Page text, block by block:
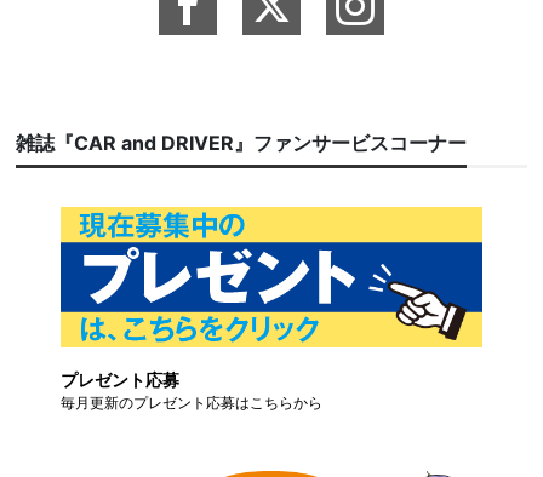
雑誌『CAR and DRIVER』ファンサービスコーナー
プレゼント応募
毎月更新のプレゼント応募はこちらから